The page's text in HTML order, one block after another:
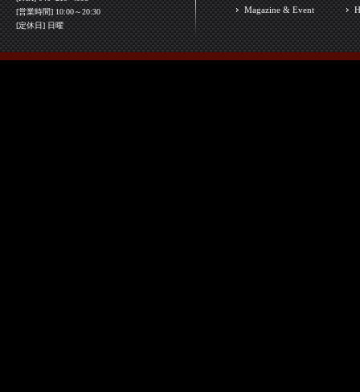
[営業時間] 10:00～20:30
[定休日] 日曜
Magazine & Event